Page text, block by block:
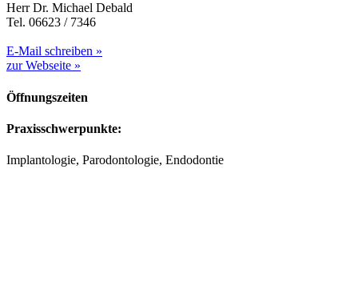
Herr Dr. Michael Debald
Tel. 06623 / 7346
E-Mail schreiben »
zur Webseite »
Öffnungszeiten
Praxisschwerpunkte:
Implantologie, Parodontologie, Endodontie